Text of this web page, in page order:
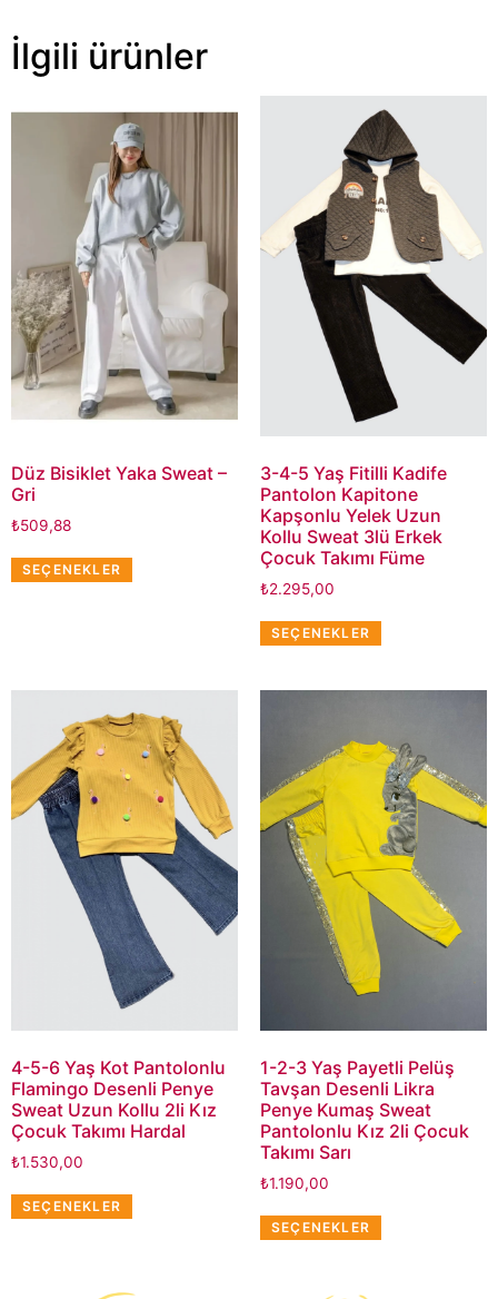
İlgili ürünler
Düz Bisiklet Yaka Sweat –
Gri
₺509,88
SEÇENEKLER
3-4-5 Yaş Fitilli Kadife
Pantolon Kapitone
Kapşonlu Yelek Uzun
Kollu Sweat 3lü Erkek
Çocuk Takımı Füme
₺2.295,00
SEÇENEKLER
4-5-6 Yaş Kot Pantolonlu
Flamingo Desenli Penye
Sweat Uzun Kollu 2li Kız
Çocuk Takımı Hardal
₺1.530,00
SEÇENEKLER
1-2-3 Yaş Payetli Pelüş
Tavşan Desenli Likra
Penye Kumaş Sweat
Pantolonlu Kız 2li Çocuk
Takımı Sarı
₺1.190,00
SEÇENEKLER